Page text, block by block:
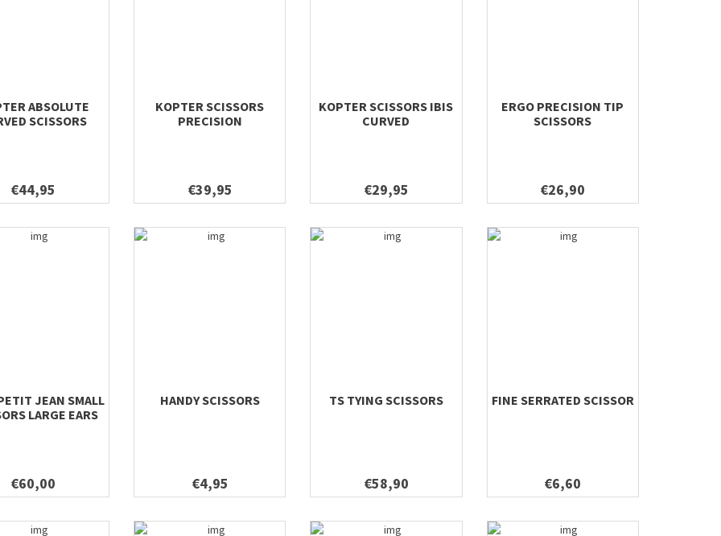
ABSOLUTE
SCISSORS
€44,95
KOPTER SCISSORS
PRECISION
€39,95
KOPTER SCISSORS IBIS
CURVED
€29,95
ERGO PRECISION TIP
SCISSORS
€26,90
JEAN SMALL
LARGE EARS
€60,00
HANDY SCISSORS
€4,95
TS TYING SCISSORS
€58,90
FINE SERRATED SCISSOR
€6,60